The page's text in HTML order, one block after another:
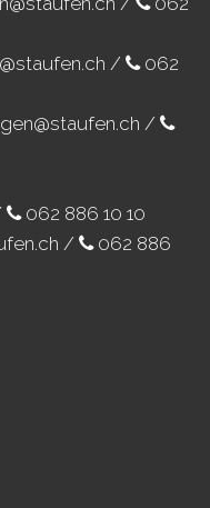
/
062
/
062 886 10 10
/
062 886